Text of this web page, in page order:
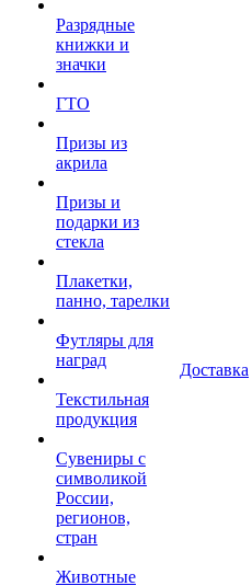
Разрядные
книжки и
значки
ГТО
Призы из
акрила
Призы и
подарки из
стекла
Плакетки,
панно, тарелки
Футляры для
наград
Текстильная
продукция
Сувениры с
символикой
России,
регионов,
стран
Животные
Доставка